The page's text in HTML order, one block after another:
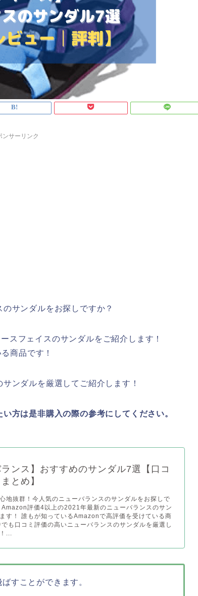
ンサーリンク
サンダルをお探しですか？
スフェイスのサンダルをご紹介します！
商品です！
ンダルを厳選してご紹介します！
方は是非購入の際の参考にしてください。
ンス】おすすめのサンダル7選【口コ
とめ】
地抜群！今人気のニューバランスのサンダルをお探しで
評価4以上の2021年最新のニューバランスのサン
す！ 誰もが知っているAmazonで高評価を受けている商
も口コミ評価の高いニューバランスのサンダルを厳選し
...
すことができます。